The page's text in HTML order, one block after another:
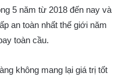
5 năm từ 2018 đến nay và
an toàn nhất thế giới năm
toàn cầu.